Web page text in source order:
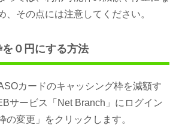
、その点には注意してください。
０円にする方法
カードのキャッシング枠を減額す
サービス「Net Branch」にログイン
の変更」をクリックします。